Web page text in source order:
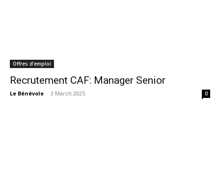
Offres d’emploi
Recrutement CAF: Manager Senior
Le Bénévole - 3 March 2025 0